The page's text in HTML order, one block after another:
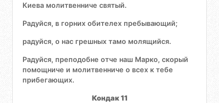
Киева молитвенниче святый.
Радуйся, в горних обителех пребывающий;
радуйся, о нас грешных тамо молящийся.
Радуйся, преподобне отче наш Марко, скорый
помощниче и молитвенниче о всех к тебе
прибегающих.
Кондак 11